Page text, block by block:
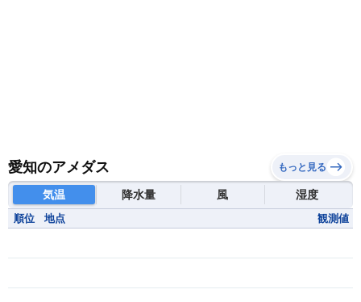
愛知のアメダス もっと見る
気温 降水量 風 湿度
順位 地点 観測値